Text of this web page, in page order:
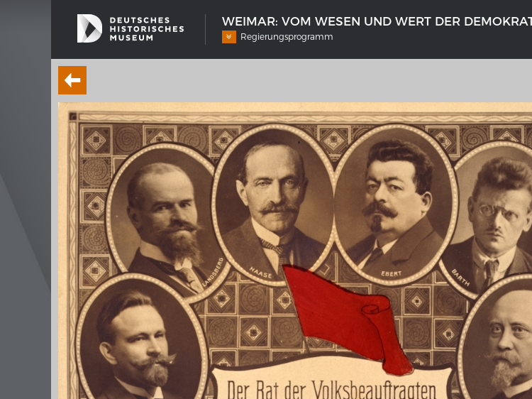
WEIMAR: VOM WESEN UND WERT DER
Regierungsprogramm
SCHIFFSTYPEN
Entwicklungen im europäischen
Schiffbau
MERIANS DEUTSCHLAND 1642 - 1654
Interaktive Karte
Bildergalerie Topographia Germaniae
Impressum
Wissenswert
LE
Carte
Détails